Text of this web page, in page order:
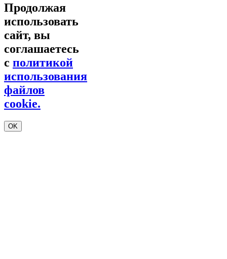
Продолжая
использовать
сайт, вы
соглашаетесь
с политикой
использования
файлов
cookie.
OK